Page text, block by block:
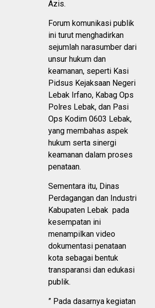
Azis.
Forum komunikasi publik
ini turut menghadirkan
sejumlah narasumber dari
unsur hukum dan
keamanan, seperti Kasi
Pidsus Kejaksaan Negeri
Lebak Irfano, Kabag Ops
Polres Lebak, dan Pasi
Ops Kodim 0603 Lebak,
yang membahas aspek
hukum serta sinergi
keamanan dalam proses
penataan.
Sementara itu, Dinas
Perdagangan dan Industri
Kabupaten Lebak pada
kesempatan ini
menampilkan video
dokumentasi penataan
kota sebagai bentuk
transparansi dan edukasi
publik.
” Pada dasarnya kegiatan